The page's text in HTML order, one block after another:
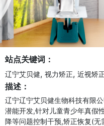
站点关键词：
辽宁艾贝健, 视力矫正, 近视矫
描述：
辽宁辽宁艾贝健生物科技有限
潜能开发,针对儿童青少年真假
降等问题控制干预,矫正恢复(